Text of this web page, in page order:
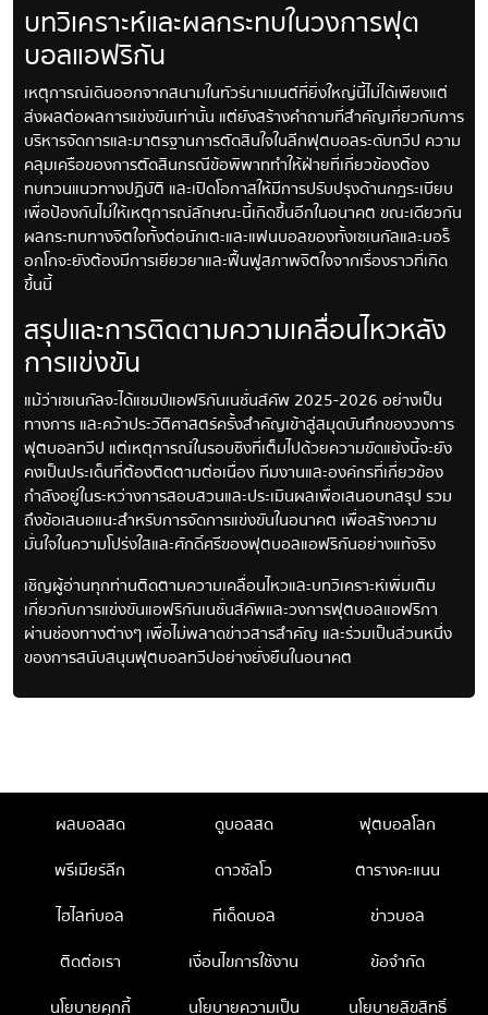
บทวิเคราะห์และผลกระทบในวงการฟุต
บอลแอฟริกัน
เหตุการณ์เดินออกจากสนามในทัวร์นาเมนต์ที่ยิ่งใหญ่นี้ไม่ได้เพียงแต่
ส่งผลต่อผลการแข่งขันเท่านั้น แต่ยังสร้างคำถามที่สำคัญเกี่ยวกับการ
บริหารจัดการและมาตรฐานการตัดสินใจในลีกฟุตบอลระดับทวีป ความ
คลุมเครือของการตัดสินกรณีข้อพิพาททำให้ฝ่ายที่เกี่ยวข้องต้อง
ทบทวนแนวทางปฏิบัติ และเปิดโอกาสให้มีการปรับปรุงด้านกฎระเบียบ
เพื่อป้องกันไม่ให้เหตุการณ์ลักษณะนี้เกิดขึ้นอีกในอนาคต ขณะเดียวกัน
ผลกระทบทางจิตใจทั้งต่อนักเตะและแฟนบอลของทั้งเซเนกัลและมอร็
อกโกจะยังต้องมีการเยียวยาและฟื้นฟูสภาพจิตใจจากเรื่องราวที่เกิด
ขึ้นนี้
สรุปและการติดตามความเคลื่อนไหวหลัง
การแข่งขัน
แม้ว่าเซเนกัลจะได้แชมป์แอฟริกันเนชั่นส์คัพ 2025-2026 อย่างเป็น
ทางการ และคว้าประวัติศาสตร์ครั้งสำคัญเข้าสู่สมุดบันทึกของวงการ
ฟุตบอลทวีป แต่เหตุการณ์ในรอบชิงที่เต็มไปด้วยความขัดแย้งนี้จะยัง
คงเป็นประเด็นที่ต้องติดตามต่อเนื่อง ทีมงานและองค์กรที่เกี่ยวข้อง
กำลังอยู่ในระหว่างการสอบสวนและประเมินผลเพื่อเสนอบทสรุป รวม
ถึงข้อเสนอแนะสำหรับการจัดการแข่งขันในอนาคต เพื่อสร้างความ
มั่นใจในความโปร่งใสและศักดิ์ศรีของฟุตบอลแอฟริกันอย่างแท้จริง
เชิญผู้อ่านทุกท่านติดตามความเคลื่อนไหวและบทวิเคราะห์เพิ่มเติม
เกี่ยวกับการแข่งขันแอฟริกันเนชั่นส์คัพและวงการฟุตบอลแอฟริกา
ผ่านช่องทางต่างๆ เพื่อไม่พลาดข่าวสารสำคัญ และร่วมเป็นส่วนหนึ่ง
ของการสนับสนุนฟุตบอลทวีปอย่างยั่งยืนในอนาคต
ผลบอลสด ดูบอลสด
ฟุตบอลโลก
พรีเมียร์ลีก
ดาวซัลโว
ตารางคะแนน
ไฮไลท์บอล
ทีเด็ดบอล
ข่าวบอล
ติดต่อเรา
เงื่อนไขการใช้งาน
ข้อจำกัด
นโยบายคุกกี้
นโยบายความเป็น นโยบายลิขสิทธิ์